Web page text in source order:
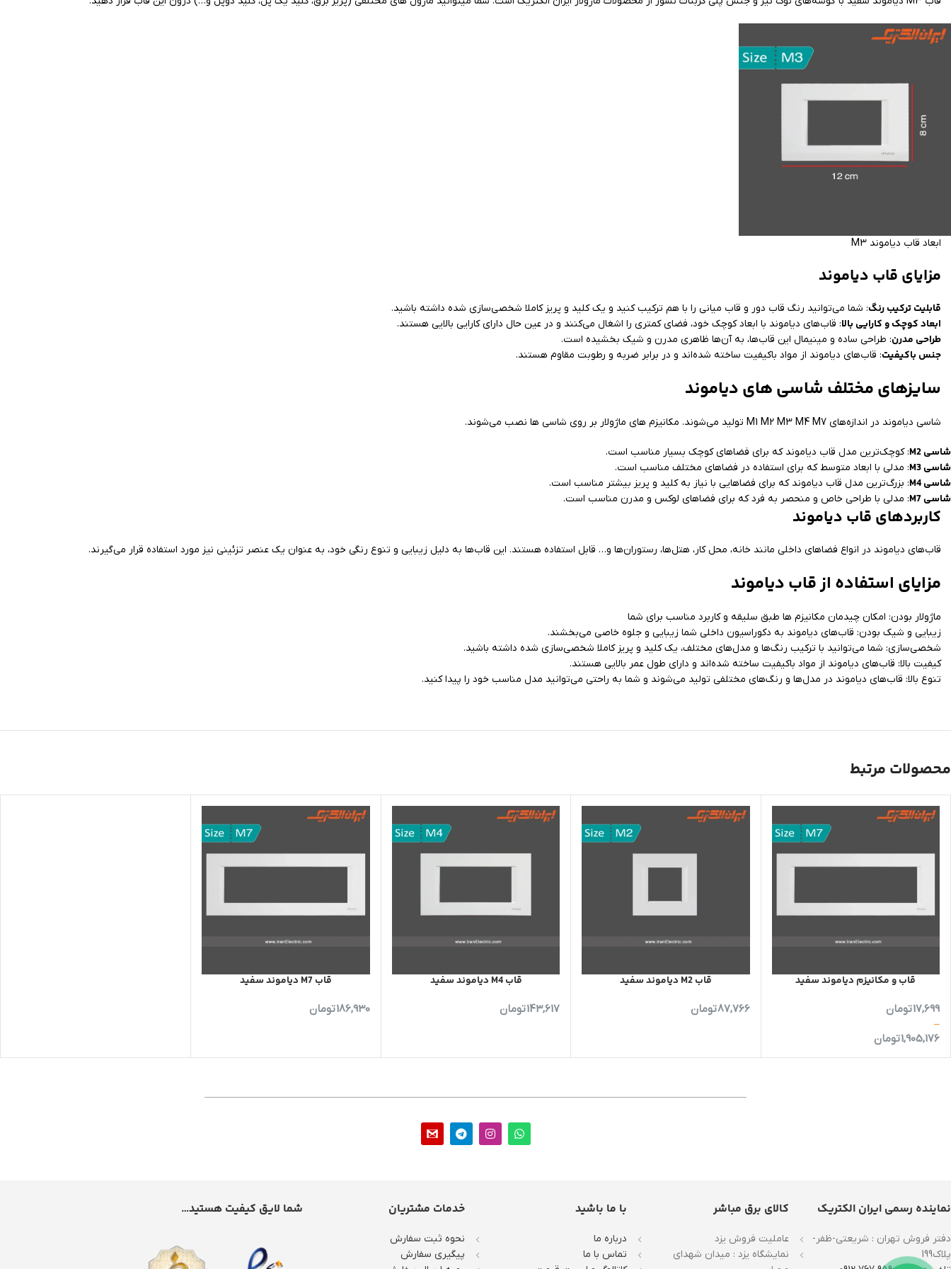
ابعاد قاب دیاموند M3
مزایای قاب دیاموند
قابلیت ترکیب رنگ: شما می‌توانید رنگ قاب دور و قاب میانی را با هم ترکیب کنید و یک کلید و پریز کاملا شخصی‌سازی شده داشته باشید.
ابعاد کوچک و کارایی بالا: قاب‌های دیاموند با ابعاد کوچک خود، فضای کمتری را اشغال می‌کنند و در عین حال دارای کارایی بالایی هستند.
طراحی مدرن: طراحی ساده و مینیمال این قاب‌ها، به آن‌ها ظاهری مدرن و شیک بخشیده است.
جنس باکیفیت: قاب‌های دیاموند از مواد باکیفیت ساخته شده‌اند و در برابر ضربه و رطوبت مقاوم هستند.
سایزهای مختلف شاسی های دیاموند
شاسی دیاموند در اندازه‌های M1 M2 M3 M4 M7 تولید می‌شوند. مکانیزم های ماژولار بر روی شاسی ها نصب می‌شوند.
شاسی M2 : کوچک‌ترین مدل قاب دیاموند که برای فضاهای کوچک بسیار مناسب است.
شاسی M3 : مدلی با ابعاد متوسط که برای استفاده در فضاهای مختلف مناسب است.
شاسی M4 : بزرگ‌ترین مدل قاب دیاموند که برای فضاهایی با نیاز به کلید و پریز بیشتر مناسب است.
شاسی M7 : مدلی با طراحی خاص و منحصر به فرد که برای فضاهای لوکس و مدرن مناسب است.
کاربردهای قاب دیاموند
قاب‌های دیاموند در انواع فضاهای داخلی مانند خانه، محل کار، هتل‌ها، رستوران‌ها و… قابل استفاده هستند. این قاب‌ها به دلیل زیبایی و تنوع رنگی خود، به عنوان یک عنصر تزئینی نیز مورد استفاده قرار می‌گیرند.
مزایای استفاده از قاب دیاموند
ماژولار بودن: امکان چیدمان مکانیزم ها طبق سلیقه و کاربرد مناسب برای شما
زیبایی و شیک بودن: قاب‌های دیاموند به دکوراسیون داخلی شما زیبایی و جلوه خاصی می‌بخشند.
شخصی‌سازی: شما می‌توانید با ترکیب رنگ‌ها و مدل‌های مختلف، یک کلید و پریز کاملا شخصی‌سازی شده داشته باشید.
کیفیت بالا: قاب‌های دیاموند از مواد باکیفیت ساخته شده‌اند و دارای طول عمر بالایی هستند.
تنوع بالا: قاب‌های دیاموند در مدل‌ها و رنگ‌های مختلفی تولید می‌شوند و شما به راحتی می‌توانید مدل مناسب خود را پیدا کنید.
محصولات مرتبط
قاب و مکانیزم دیاموند سفید
17,699تومان
–
1,905,176تومان
قاب M2 دیاموند سفید
87,766تومان
قاب M4 دیاموند سفید
143,617تومان
قاب M7 دیاموند سفید
186,930تومان
نماینده رسمی ایران الکتریک
دفتر فروش تهران : شریعتی-ظفر-
پلاک199
کالای برق مباشر
عاملیت فروش یزد
نمایشگاه یزد : میدان شهدای
با ما باشید
درباره ما
تماس با ما
خدمات مشتریان
نحوه ثبت سفارش
پیگیری سفارش
شما لایق کیفیت هستید…